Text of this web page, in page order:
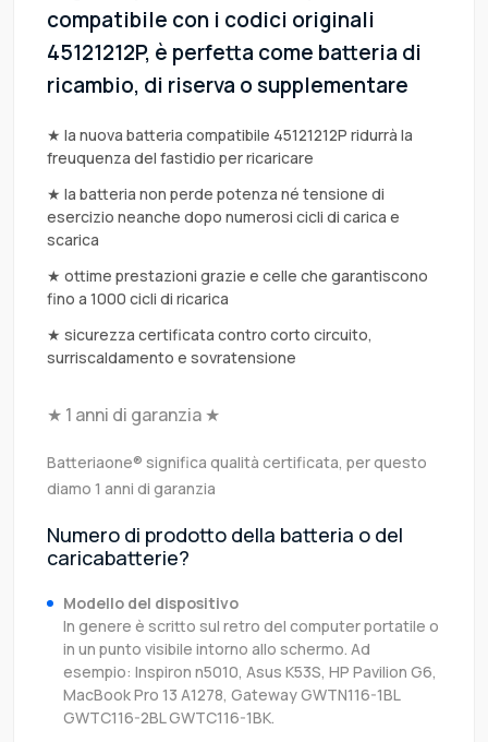
compatibile con i codici originali
45121212P, è perfetta come batteria di
ricambio, di riserva o supplementare
★ la nuova batteria compatibile 45121212P ridurrà la
freuquenza del fastidio per ricaricare
★ la batteria non perde potenza né tensione di
esercizio neanche dopo numerosi cicli di carica e
scarica
★ ottime prestazioni grazie e celle che garantiscono
fino a 1000 cicli di ricarica
★ sicurezza certificata contro corto circuito,
surriscaldamento e sovratensione
★ 1 anni di garanzia ★
Batteriaone® significa qualità certificata, per questo
diamo 1 anni di garanzia
Numero di prodotto della batteria o del
caricabatterie?
Modello del dispositivo
In genere è scritto sul retro del computer portatile o
in un punto visibile intorno allo schermo. Ad
esempio: Inspiron n5010, Asus K53S, HP Pavilion G6,
MacBook Pro 13 A1278, Gateway GWTN116-1BL
GWTC116-2BL GWTC116-1BK.